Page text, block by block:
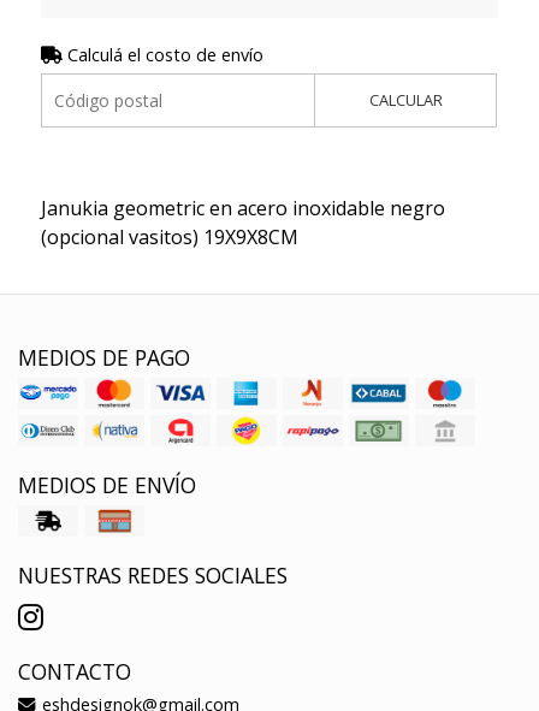
Calculá el costo de envío
CALCULAR
Janukia geometric en acero inoxidable negro
(opcional vasitos) 19X9X8CM
MEDIOS DE PAGO
MEDIOS DE ENVÍO
NUESTRAS REDES SOCIALES
CONTACTO
eshdesignok@gmail.com